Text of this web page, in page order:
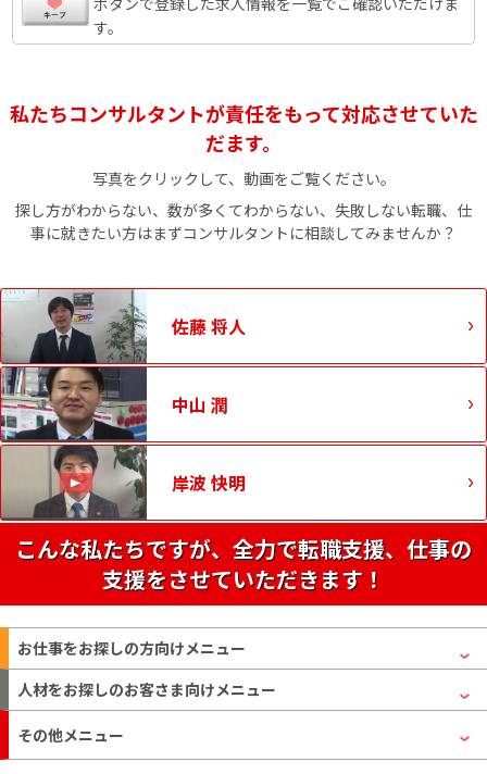
す。
私たちコンサルタントが責任をもって対応させていた
だます。
写真をクリックして、動画をご覧ください。
探し方がわからない、数が多くてわからない、失敗しない転職、仕
事に就きたい方はまずコンサルタントに相談してみませんか？
佐藤 将人
中山 潤
岸波 快明
こんな私たちですが、全力で転職支援、仕事の
支援をさせていただきます！
お仕事をお探しの方向けメニュー
人材をお探しのお客さま向けメニュー
その他メニュー